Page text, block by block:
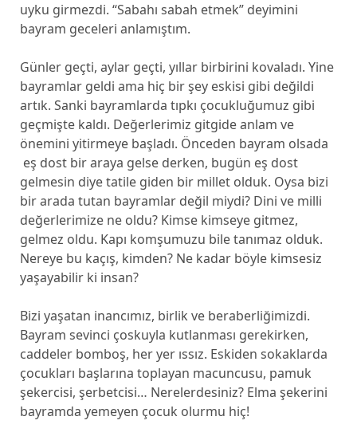
uyku girmezdi. “Sabahı sabah etmek” deyimini
bayram geceleri anlamıştım.
Günler geçti, aylar geçti, yıllar birbirini kovaladı. Yine
bayramlar geldi ama hiç bir şey eskisi gibi değildi
artık. Sanki bayramlarda tıpkı çocukluğumuz gibi
geçmişte kaldı. Değerlerimiz gitgide anlam ve
önemini yitirmeye başladı. Önceden bayram olsada
eş dost bir araya gelse derken, bugün eş dost
gelmesin diye tatile giden bir millet olduk. Oysa bizi
bir arada tutan bayramlar değil miydi? Dini ve milli
değerlerimize ne oldu? Kimse kimseye gitmez,
gelmez oldu. Kapı komşumuzu bile tanımaz olduk.
Nereye bu kaçış, kimden? Ne kadar böyle kimsesiz
yaşayabilir ki insan?
Bizi yaşatan inancımız, birlik ve beraberliğimizdi.
Bayram sevinci çoskuyla kutlanması gerekirken,
caddeler bomboş, her yer ıssız. Eskiden sokaklarda
çocukları başlarına toplayan macuncusu, pamuk
şekercisi, şerbetcisi… Nerelerdesiniz? Elma şekerini
bayramda yemeyen çocuk olurmu hiç!